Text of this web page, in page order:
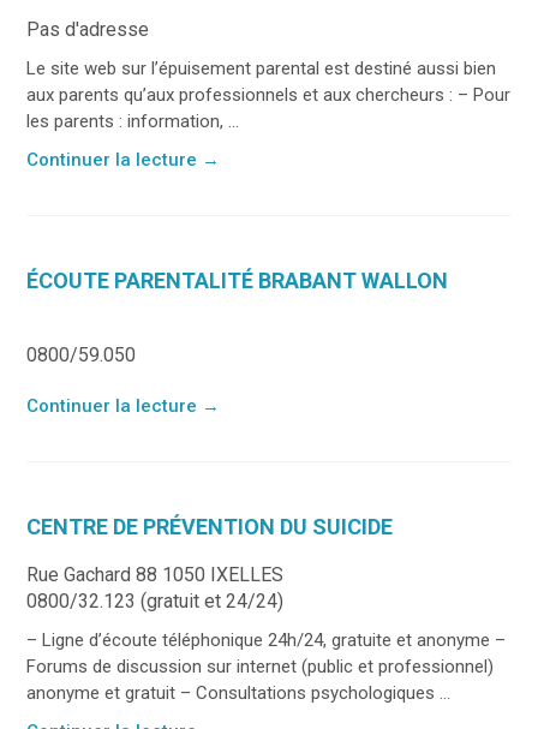
Pas d'adresse
Le site web sur l’épuisement parental est destiné aussi bien
aux parents qu’aux professionnels et aux chercheurs : – Pour
les parents : information, ...
Continuer la lecture →
ÉCOUTE PARENTALITÉ BRABANT WALLON
0800/59.050
Continuer la lecture →
CENTRE DE PRÉVENTION DU SUICIDE
Rue Gachard 88 1050 IXELLES
0800/32.123 (gratuit et 24/24)
– Ligne d’écoute téléphonique 24h/24, gratuite et anonyme –
Forums de discussion sur internet (public et professionnel)
anonyme et gratuit – Consultations psychologiques ...